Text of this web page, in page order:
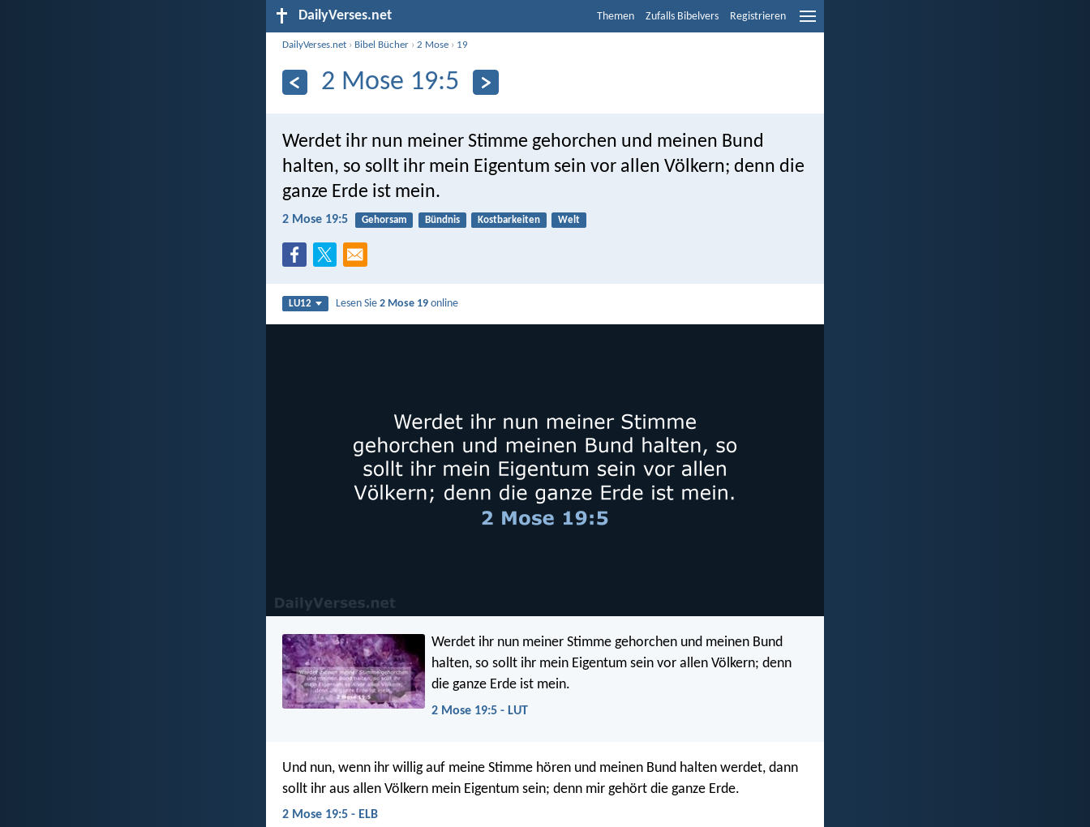
DailyVerses.net Themen Zufalls Bibelvers Registrieren
DailyVerses.net › Bibel Bücher ›2 Mose › 19
2 Mose 19:5
Werdet ihr nun meiner Stimme gehorchen und meinen Bund
halten, so sollt ihr mein Eigentum sein vor allen Völkern; denn die
ganze Erde ist mein.
2 Mose 19:5 Gehorsam Bündnis Kostbarkeiten Welt
LU12 Lesen Sie2 Mose 19 online
Werdet ihr nun meiner Stimme gehorchen und meinen Bund
halten, so sollt ihr mein Eigentum sein vor allen Völkern; denn
die ganze Erde ist mein.
2 Mose 19:5 - LUT
Und nun, wenn ihr willig auf meine Stimme hören und meinen Bund halten werdet, dann
sollt ihr aus allen Völkern mein Eigentum sein; denn mir gehört die ganze Erde.
2 Mose 19:5 - ELB